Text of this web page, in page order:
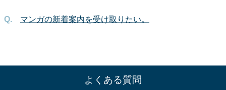
マンガの新着案内を受け取りたい。
よくある質問